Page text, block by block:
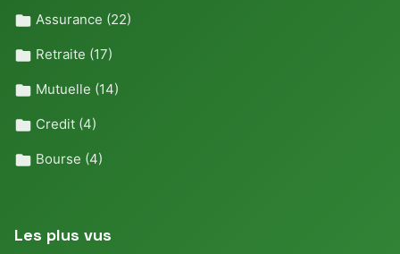
Assurance (22)
Retraite (17)
Mutuelle (14)
Credit (4)
Bourse (4)
Les plus vus